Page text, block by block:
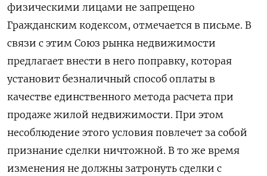
физическими лицами не запрещено
Гражданским кодексом, отмечается в письме. В
связи с этим Союз рынка недвижимости
предлагает внести в него поправку, которая
установит безналичный способ оплаты в
качестве единственного метода расчета при
продаже жилой недвижимости. При этом
несоблюдение этого условия повлечет за собой
признание сделки ничтожной. В то же время
изменения не должны затронуть сделки с